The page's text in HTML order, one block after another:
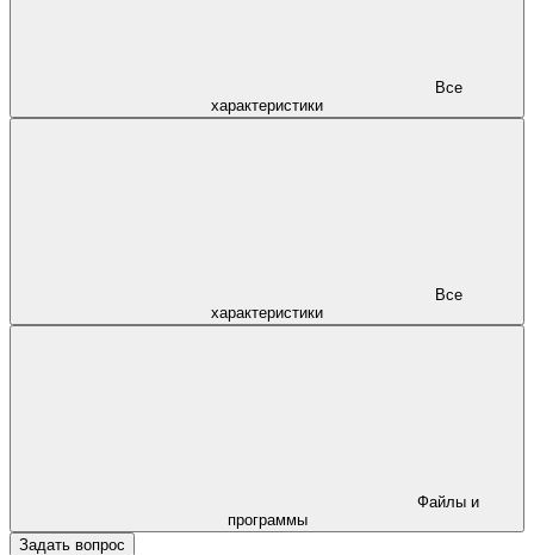
характеристики
характеристики
программы
Задать вопрос